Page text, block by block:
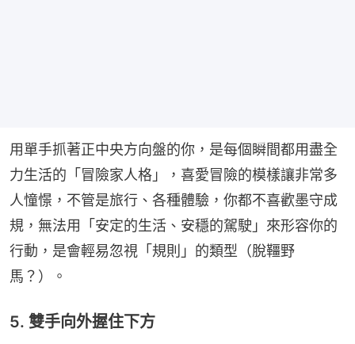
用單手抓著正中央方向盤的你，是每個瞬間都用盡全
力生活的「冒險家人格」，喜愛冒險的模樣讓非常多
人憧憬，不管是旅行、各種體驗，你都不喜歡墨守成
規，無法用「安定的生活、安穩的駕駛」來形容你的
行動，是會輕易忽視「規則」的類型（脫韁野
馬？）。
5. 雙手向外握住下方